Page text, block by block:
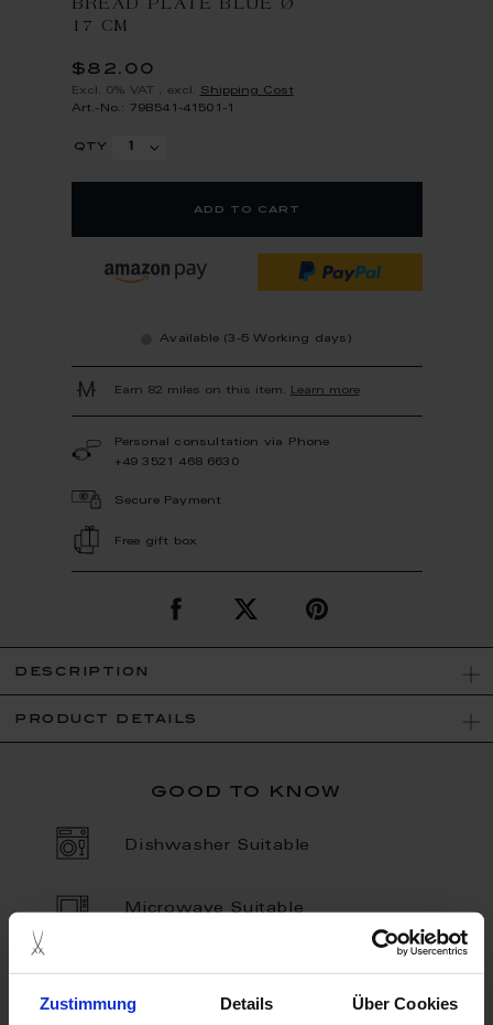
Zustimmung Details Über Cookies
BREAD PLATE BLUE Ø
17 CM
$82.00
Excl. 0% VAT excl. Shipping Cost
Art.-No.: 79B541-41501-1
qty
add to cart
Available (3-5 Working days)
Earn 82 miles on this item. Learn more
Personal consultation via Phone
+49 3521 468 6630
Secure Payment
Free gift box
description
product details
good to know
Dishwasher Suitable
Microwave Suitable